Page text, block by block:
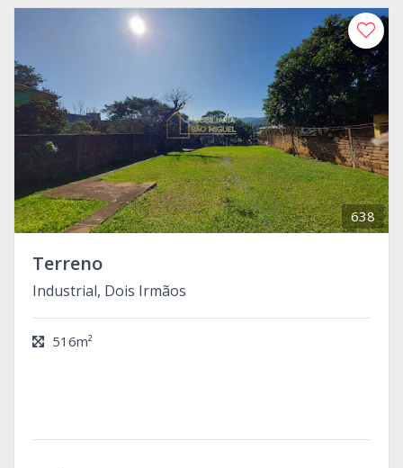
638
Terreno
Industrial, Dois Irmãos
516m²